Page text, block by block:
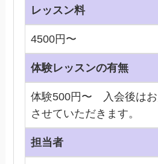
レッスン料
4500円〜
体験レッスンの有無
体験500円〜 入会後はお
させていただきます。
担当者